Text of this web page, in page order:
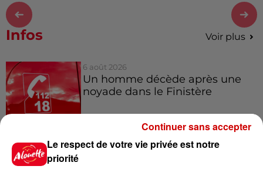
Infos Voir plus
6 août 2026
Un homme décède après une
noyade dans le Finistère
6 août 2026
Le respect de votre vie privée est notre
priorité
Continuer sans accepter